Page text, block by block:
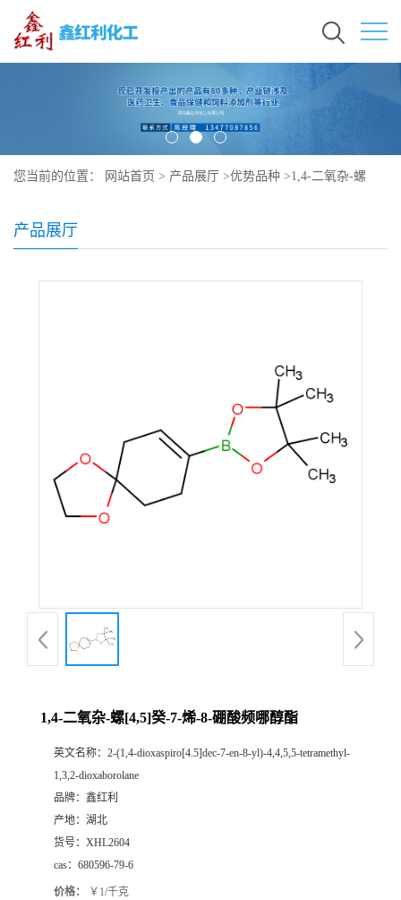
您当前的位置： 网站首页 > 产品展厅 >优势品种 >1,4-二氧杂-螺
产品展厅
1,4-二氧杂-螺[4,5]癸-7-烯-8-硼酸频哪醇酯
英文名称： 2-(1,4-dioxaspiro[4.5]dec-7-en-8-yl)-4,4,5,5-tetramethyl-
1,3,2-dioxaborolane
品牌： 鑫红利
产地： 湖北
货号： XHL2604
cas： 680596-79-6
价格： ￥1/千克